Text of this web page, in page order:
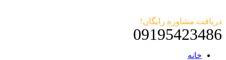
دریافت مشاوره رایگان!
09195423486
خانه